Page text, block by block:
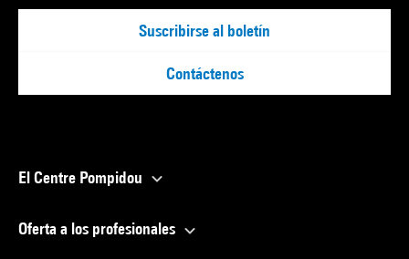
Suscribirse al boletín
Contáctenos
El Centre Pompidou
Oferta a los profesionales